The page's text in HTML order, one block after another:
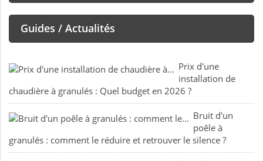
Guides / Actualités
Prix d'une
installation de
chaudière à granulés : Quel budget en 2026 ?
Bruit d'un
poêle à
granulés : comment le réduire et retrouver le silence ?